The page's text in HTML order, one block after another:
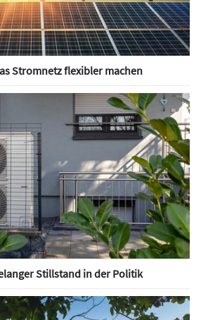
Stromnetz flexibler machen
Stillstand in der Politik